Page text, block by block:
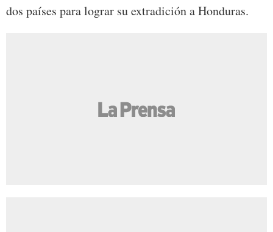
dos países para lograr su extradición a Honduras.